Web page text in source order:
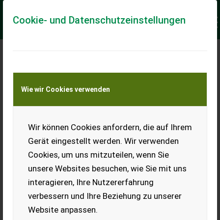
Cookie- und Datenschutzeinstellungen
Wie wir Cookies verwenden
Wir können Cookies anfordern, die auf Ihrem
Gerät eingestellt werden. Wir verwenden
Cookies, um uns mitzuteilen, wenn Sie
unsere Websites besuchen, wie Sie mit uns
interagieren, Ihre Nutzererfahrung
verbessern und Ihre Beziehung zu unserer
Website anpassen.
Meine Transportkostenanfrage
Transport von Land- und Baumaschinen –
KEINE Tiertransporte
Ladeort
Ort